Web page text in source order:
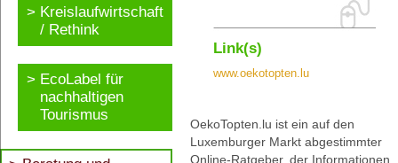
Kreislaufwirtschaft
/ Rethink
EcoLabel für
nachhaltigen
Tourismus
Link(s)
www.oekotopten.lu
OekoTopten.lu ist ein auf den
Luxemburger Markt abgestimmter
Online-Ratgeber, der Informationen